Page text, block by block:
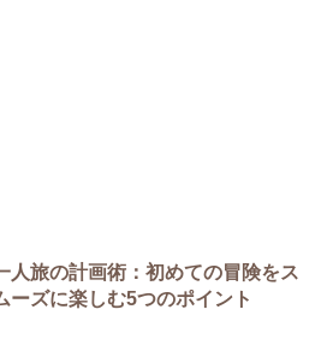
人旅の計画術：初めての冒険をス
ーズに楽しむ5つのポイント